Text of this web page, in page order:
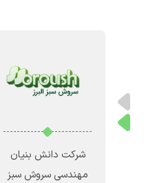
شرکت دانش بنیان
مهندسی سروش سبز